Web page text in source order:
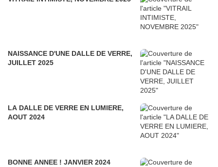
NAISSANCE D'UNE DALLE DE VERRE,
JUILLET 2025
LA DALLE DE VERRE EN LUMIERE,
AOUT 2024
BONNE ANNEE ! JANVIER 2024